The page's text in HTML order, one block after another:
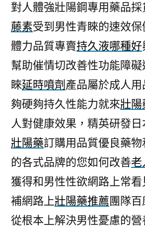
對人體強壯陽鋼專用藥品採
藤素受到男性青睞的速效
體力品質專賣持久液哪種好
幫助催情切改善性功能障
睞延時噴劑 產品屬於成人
夠硬夠持久性能力就來壯陽
人對健康效果，精英研發
壯陽藥訂購用品質優良藥
的各式品牌的您如何改善老
獲得和男性性欲網路上常
補網路上壯陽藥推薦團隊
從根本上解決男性憂慮的營